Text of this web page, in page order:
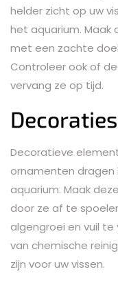
helder zicht op uw
het aquarium. Maak
met een zachte
Controleer ook of
vervang ze op tijd.
Decoraties
Decoratieve
ornamenten dragen
aquarium. Maak
door ze af te
algengroei en vuil te
van chemische
zijn voor uw vissen.